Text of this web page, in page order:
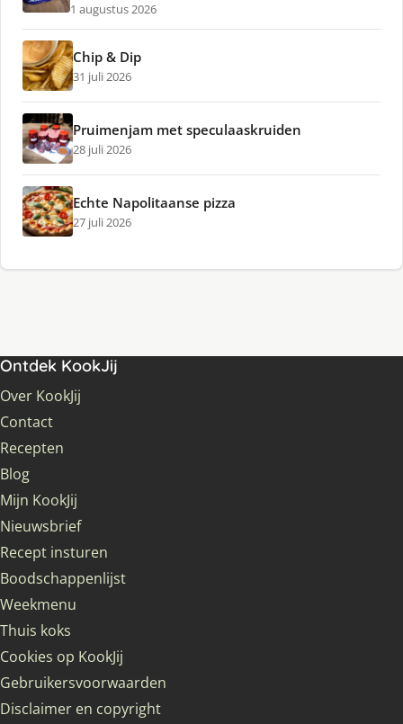
1 augustus 2026
Chip & Dip
31 juli 2026
Pruimenjam met speculaaskruiden
28 juli 2026
Echte Napolitaanse pizza
27 juli 2026
Ontdek KookJij
Over KookJij
Contact
Recepten
Blog
Mijn KookJij
Nieuwsbrief
Recept insturen
Boodschappenlijst
Weekmenu
Thuis koks
Cookies op KookJij
Gebruikersvoorwaarden
Disclaimer en copyright